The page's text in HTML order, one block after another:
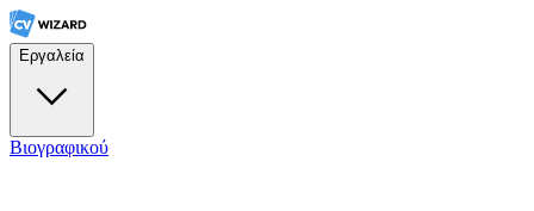
Εργαλεία
Βιογραφικού